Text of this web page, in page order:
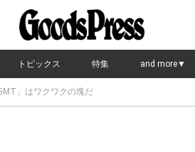
トピックス 特集 and more▼
」はワクワクの塊だ